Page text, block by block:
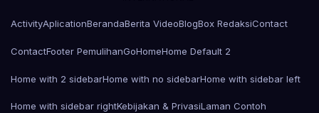
ActivityAplicationBerandaBerita VideoBlogBox RedaksiContact
ContactFooter PemulihanGoHomeHome Default 2
Home with 2 sidebarHome with no sidebarHome with sidebar left
Home with sidebar rightKebijakan & PrivasiLaman Contoh